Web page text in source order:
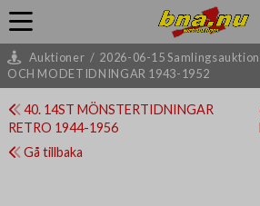
Auktioner / 2026-06-15 Samlingsauktion
OCH MODETIDNINGAR 1943-1952
40. 14ST MÖNSTERTIDNINGAR
RETRO 1944-1956
Gå tillbaka